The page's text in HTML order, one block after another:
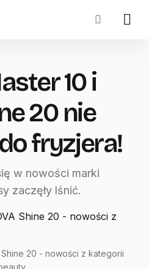
10 i
20 nie
fryzjera!
w nowości marki
zaczęły lśnić.
Shine 20 - nowości z kategorii